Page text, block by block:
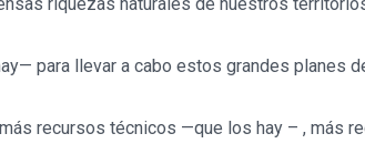
para llevar a cabo estos grandes planes
recursos técnicos —que los hay – , más